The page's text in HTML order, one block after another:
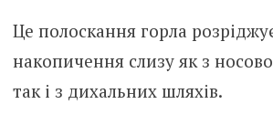
Це полоскання горла
накопичення слизу як з
так і з дихальних шляхів.